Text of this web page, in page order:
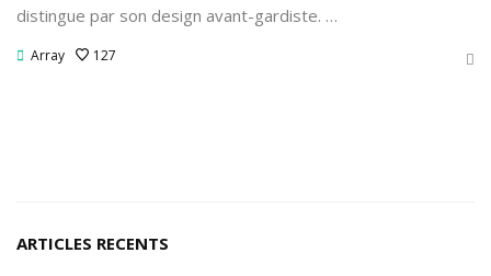
distingue par son design avant-gardiste. …
Array 127
ARTICLES RECENTS